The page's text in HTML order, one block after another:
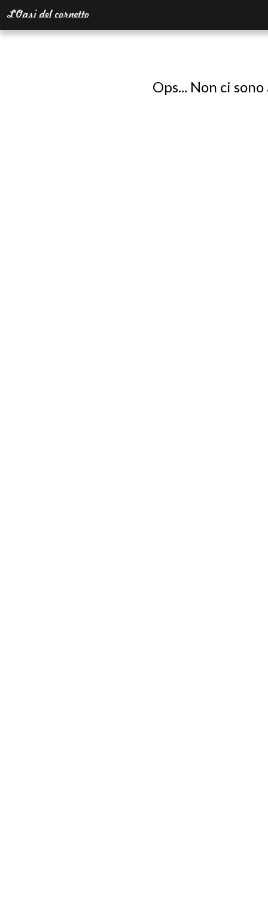
Ops... Non ci